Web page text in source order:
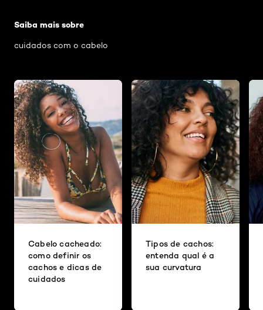
Saiba mais sobre
cuidados com o cabelo
Cabelo cacheado:
como definir os
cachos e dicas de
cuidados
Tipos de cachos:
entenda qual é a
sua curvatura